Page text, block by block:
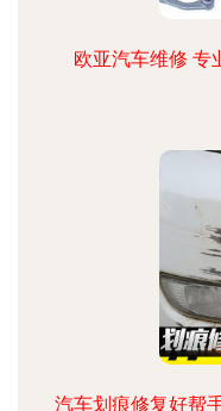
欧亚汽车维修 专
汽车划痕修复好帮